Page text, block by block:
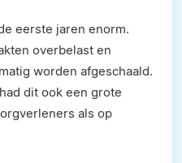
eerste jaren enorm.
overbelast en
worden afgeschaald.
dit ook een grote
als op